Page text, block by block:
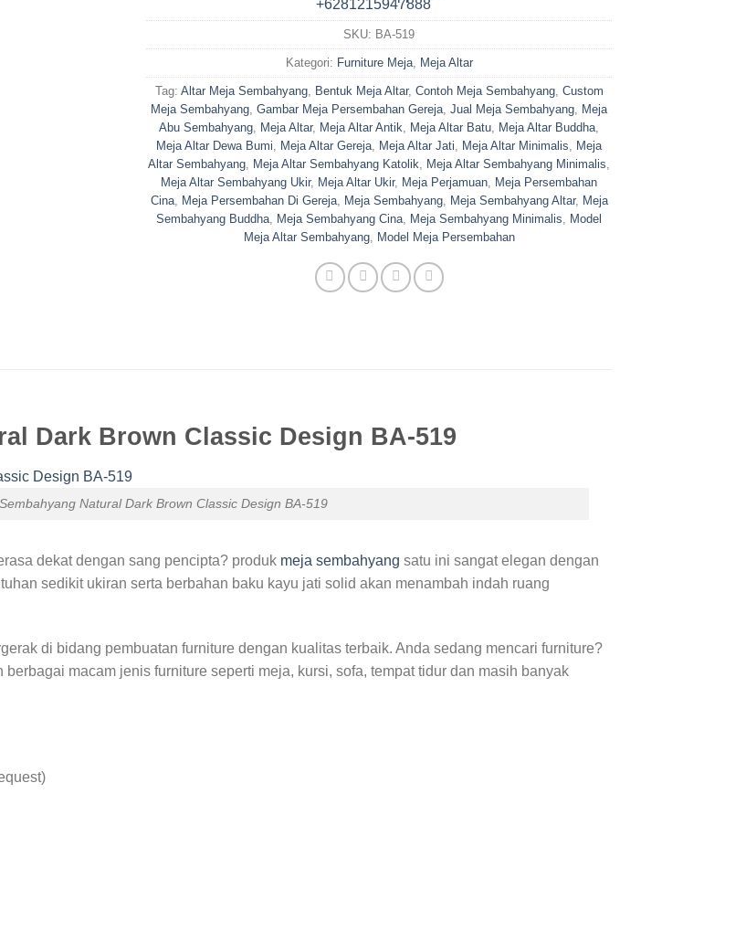
SKU: BA-519
Kategori: Furniture Meja, Meja Altar
Tag: Altar Meja Sembahyang, Bentuk Meja Altar, Contoh Meja Sembahyang, Custom
Meja Sembahyang Gambar Meja Persembahan Gereja Jual Meja Sembahyang Meja
Abu Sembahyang Meja Altar, Meja Altar Antik Meja Altar Batu Meja Altar Buddha
Meja Altar Dewa Bumi
Meja Altar Gereja Meja Altar Jati Meja Altar Minimalis
Meja
Altar Sembahyang Meja Altar Sembahyang Katolik Meja Altar Sembahyang Minimalis
Meja Altar Sembahyang Ukir, Meja Altar Ukir, Meja Perjamuan Meja Persembahan
Cina, Meja Persembahan Di Gereja, Meja Sembahyang, Meja Sembahyang Altar, Meja
Sembahyang Buddha Meja Sembahyang Cina Meja Sembahyang Minimalis
Model
Meja Altar Sembahyang, Model Meja Persembahan
Dark Brown Classic Design BA-519
Natural Dark Brown Classic Design BA-519
dekat dengan sang pencipta? produk meja sembahyang satu ini sangat elegan dengan
sedikit ukiran serta berbahan baku kayu jati solid akan menambah indah ruang
di bidang pembuatan furniture dengan kualitas terbaik. Anda sedang mencari furniture?
macam jenis furniture seperti meja, kursi, sofa, tempat tidur dan masih banyak